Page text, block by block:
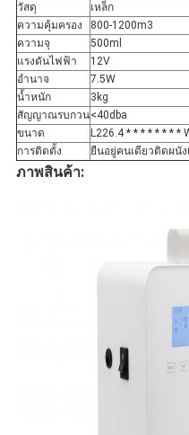
วัสดุ
เหล็ก
ความคุ้มครอง
800-1200m3
ความจุ
500ml
แรงดันไฟฟ้า
12V
อำนาจ
7.5W
น้ำหนัก
3kg
สัญญาณรบกวน<40dba
ขนาด
L226.4 * * * * * * * *
การติดตั้ง
ยืนอยู่คนเดียวติดผนัง
ภาพสินค้า: